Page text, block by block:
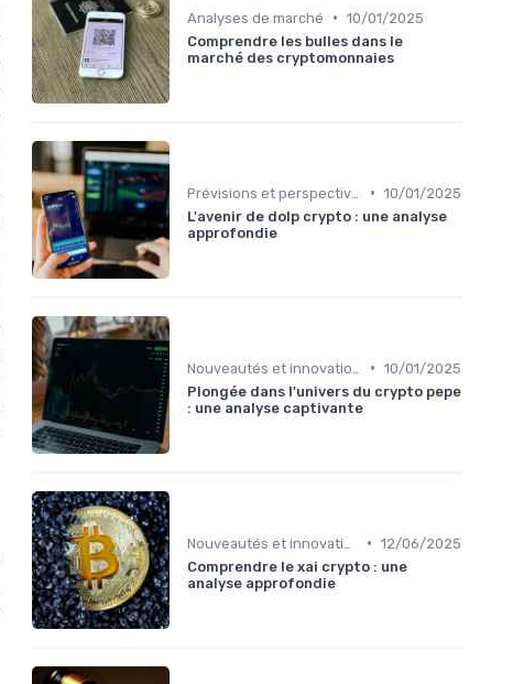
Analyses de marché • 10/01/2025
Comprendre les bulles dans le
marché des cryptomonnaies
• 10/01/2025
L'avenir de dolp crypto : une analyse
approfondie
• 10/01/2025
Plongée dans l'univers du crypto pepe
: une analyse captivante
• 12/06/2025
Comprendre le xai crypto : une
analyse approfondie